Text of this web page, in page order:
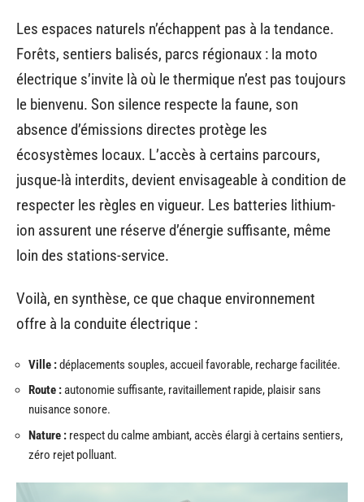
Les espaces naturels n’échappent pas à la tendance.
Forêts, sentiers balisés, parcs régionaux : la moto
électrique s’invite là où le thermique n’est pas toujours
le bienvenu. Son silence respecte la faune, son
absence d’émissions directes protège les
écosystèmes locaux. L’accès à certains parcours,
jusque-là interdits, devient envisageable à condition de
respecter les règles en vigueur. Les batteries lithium-
ion assurent une réserve d’énergie suffisante, même
loin des stations-service.
Voilà, en synthèse, ce que chaque environnement
offre à la conduite électrique :
Ville :déplacements souples, accueil favorable, recharge facilitée.
Route :autonomie suffisante, ravitaillement rapide, plaisir sans
nuisance sonore.
Nature : respect du calme ambiant, accès élargi à certains sentiers,
zéro rejet polluant.